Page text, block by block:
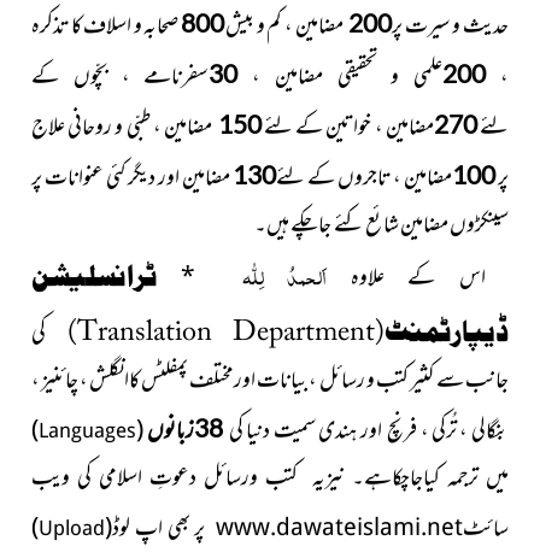
حدیث و سیرت پر200 مضامین ، کم و بیش800صحابہ و اسلاف کا تذکرہ
،200علمی و تحقیقی مضامین ،30سفرنامے ، بچّوں کے
لئے270مضامین ، خواتین کے لئے150 مضامین ، طبّی و روحانی علاج
پر100مضامین ، تاجروں کے لئے130مضامین اور دیگر کئی عنوانات پر
سینکڑوں مضامین شائع کئے جاچکے ہیں۔
اس کے علاوہاَلحمدُ لِلّٰہ *
ٹرانسلیشن
ڈیپارٹمنٹ(Translation Department
)کی
جانب سے کثیر کتب و رسائل ، بیانات اورمختلف پمفلٹس کاانگلش ، چائنیز ،
بنگالی ، تُرکی ، فرنچ اور ہندی سمیت دنیا کی 38زبانوں (
Languages
)
میںترجمہ کیاجاچکاہے۔ نیزیہ کتب ورسائل دعوتِ اسلامی کی ویب
سائٹwww.dawateislami.net پر بھی اپ لوڈ(
Upload
)